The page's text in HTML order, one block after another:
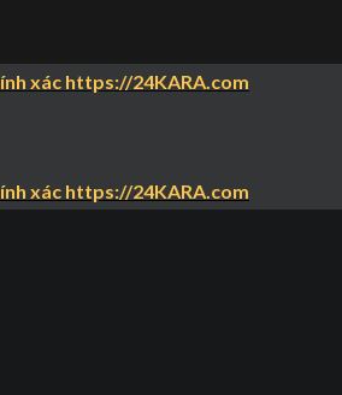
xác https://24KARA.com
xác https://24KARA.com